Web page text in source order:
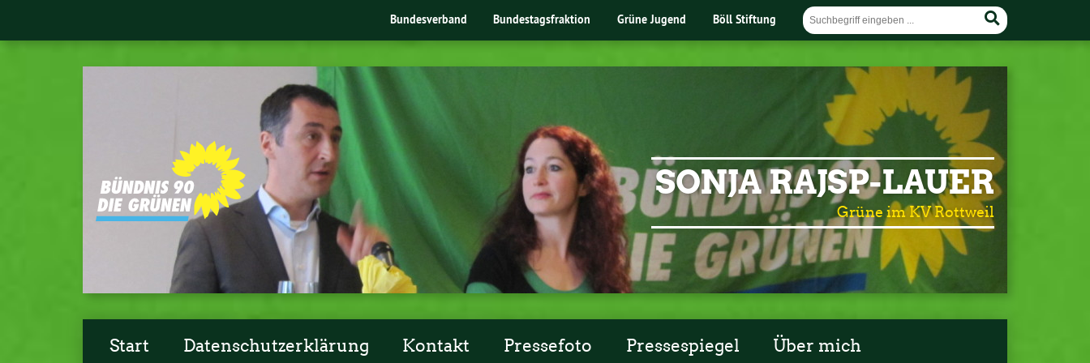
Bundesverband Bundestagsfraktion Grüne Jugend Böll Stiftung
SONJA RAJSP-LAUER
Grüne im KV Rottweil
Start Datenschutzerklärung Kontakt Pressefoto Pressespiegel Über mich